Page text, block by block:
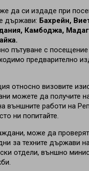
да си издаде при
държави: Бахрейн,
Камбоджа,
пътуване с
предварително
относно визовите
можете да получите
външните работи на
ни попитайте.
може да
за техните държави
отдели, външно